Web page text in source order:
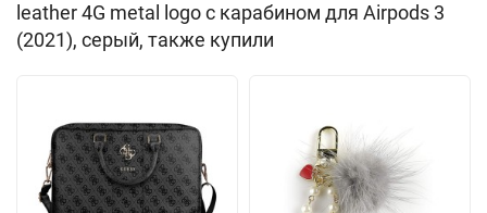
leather 4G metal logo с карабином для Airpods 3
(2021), серый, также купили